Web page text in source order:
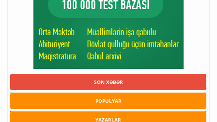
SON XƏBƏR
POPULYAR
YAZARLAR